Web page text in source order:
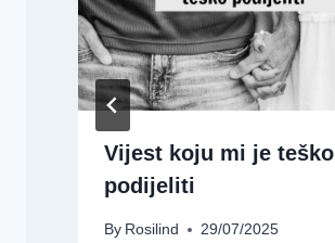
Vijest koju mi je teško
podijeliti
By Rosilind 29/07/2025